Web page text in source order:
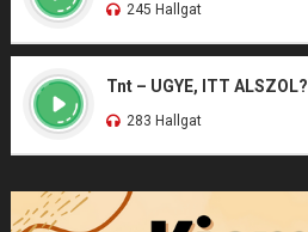
245 Hallgat
Tnt – UGYE, ITT ALSZOL?
283 Hallgat